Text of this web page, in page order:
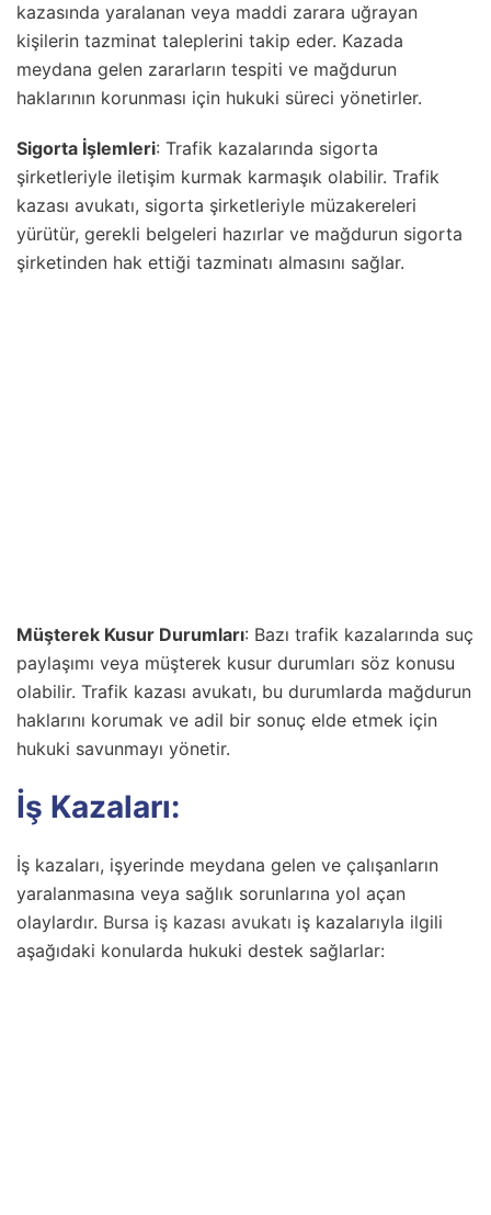
kazasında yaralanan veya maddi zarara uğrayan
kişilerin tazminat taleplerini takip eder. Kazada
meydana gelen zararların tespiti ve mağdurun
haklarının korunması için hukuki süreci yönetirler.
Sigorta İşlemleri: Trafik kazalarında sigorta
şirketleriyle iletişim kurmak karmaşık olabilir. Trafik
kazası avukatı, sigorta şirketleriyle müzakereleri
yürütür, gerekli belgeleri hazırlar ve mağdurun sigorta
şirketinden hak ettiği tazminatı almasını sağlar.
Müşterek Kusur Durumları: Bazı trafik kazalarında suç
paylaşımı veya müşterek kusur durumları söz konusu
olabilir. Trafik kazası avukatı, bu durumlarda mağdurun
haklarını korumak ve adil bir sonuç elde etmek için
hukuki savunmayı yönetir.
İş Kazaları:
İş kazaları, işyerinde meydana gelen ve çalışanların
yaralanmasına veya sağlık sorunlarına yol açan
olaylardır. Bursa iş kazası avukatı iş kazalarıyla ilgili
aşağıdaki konularda hukuki destek sağlarlar: